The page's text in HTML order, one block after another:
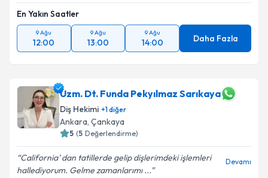
En Yakın Saatler
9 Ağu
12:00
9 Ağu
13:00
9 Ağu
14:00 Daha Fazla
Uzm. Dt. Funda Pekyılmaz Sarıkaya
Diş Hekimi +1diğer
Ankara, Çankaya
5 (5 Değerlendirme)
California' dan tatillerde gelip dişlerimdeki işlemleri
hallediyorum. Gelme zamanlarımı ...
Devamı